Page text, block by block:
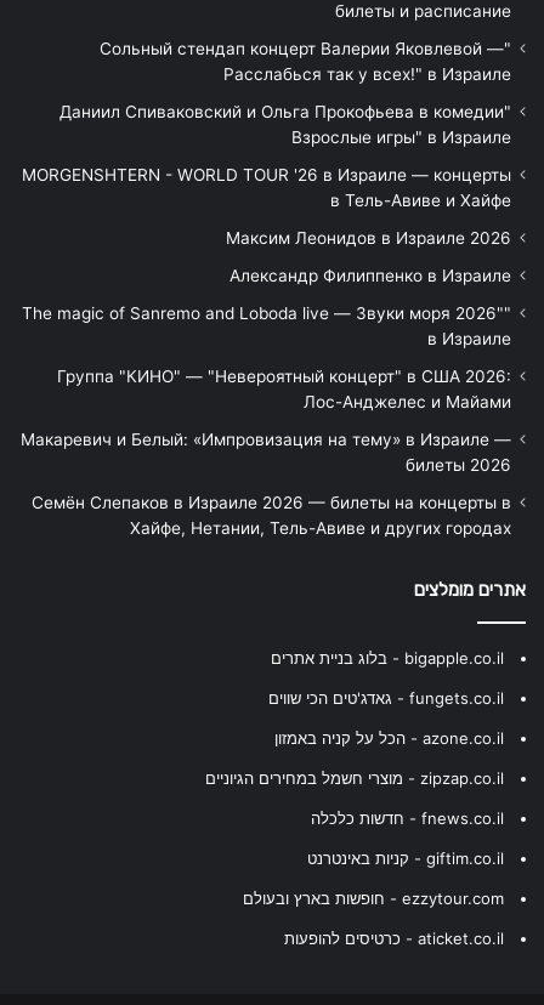
билеты и расписание
"Сольный стендап концерт Валерии Яковлевой —
Расслабься так у всех!" в Израиле
"Даниил Спиваковский и Ольга Прокофьева в комедии
Взрослые игры" в Израиле
MORGENSHTERN - WORLD TOUR '26 в Израиле — концерты
в Тель-Авиве и Хайфе
Максим Леонидов в Израиле 2026
Александр Филиппенко в Израиле
"The magic of Sanremo and Loboda live — Звуки моря 2026"
в Израиле
Группа "КИНО" — "Невероятный концерт" в США 2026:
Лос-Анджелес и Майами
Макаревич и Белый: «Импровизация на тему» в Израиле —
билеты 2026
Семён Слепаков в Израиле 2026 — билеты на концерты в
Хайфе, Нетании, Тель-Авиве и других городах
אתרים מומלצים
bigapple.co.il - בלוג בניית אתרים
fungets.co.il - גאדג'טים הכי שווים
azone.co.il - הכל על קניה באמזון
zipzap.co.il - מוצרי חשמל במחירים הגיוניים
fnews.co.il - חדשות כלכלה
giftim.co.il - קניות באינטרנט
ezzytour.com - חופשות בארץ ובעולם
aticket.co.il - כרטיסים להופעות